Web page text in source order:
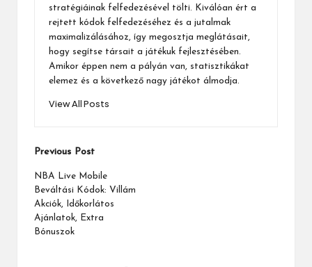
stratégiáinak felfedezésével tölti. Kiválóan ért a
rejtett kódok felfedezéséhez és a jutalmak
maximalizálásához, így megosztja meglátásait,
hogy segítse társait a játékuk fejlesztésében.
Amikor éppen nem a pályán van, statisztikákat
elemez és a következő nagy játékot álmodja.
View All Posts
Post
navigation
Previous Post
NBA Live Mobile
Beváltási Kódok: Villám
Akciók, Időkorlátos
Ajánlatok, Extra
Bónuszok